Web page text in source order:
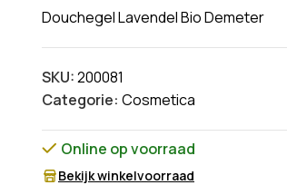
Douchegel Lavendel Bio Demeter
SKU:200081
Categorie: Cosmetica
Online op voorraad
Bekijk winkelvoorraad